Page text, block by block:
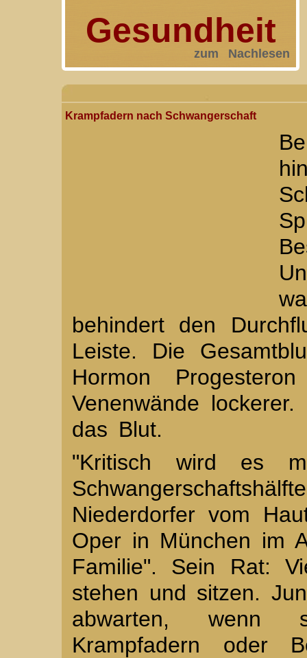
Gesundheit
zum Nachlesen
Krampfadern nach Schwangerschaft
behindert den
Leiste. Die
Hormon
Venenwände
das Blut.
"Kritisch wird es
Niederdorfer vom
Oper in München im
Familie". Sein Rat:
stehen und sitzen.
abwarten, wenn
Krampfadern oder